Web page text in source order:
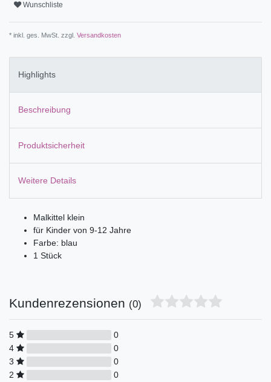
Wunschliste
* inkl. ges. MwSt. zzgl. Versandkosten
Highlights
Beschreibung
Produktsicherheit
Weitere Details
Malkittel klein
für Kinder von 9-12 Jahre
Farbe: blau
1 Stück
Kundenrezensionen (0)
5
0
4
0
3
0
2
0